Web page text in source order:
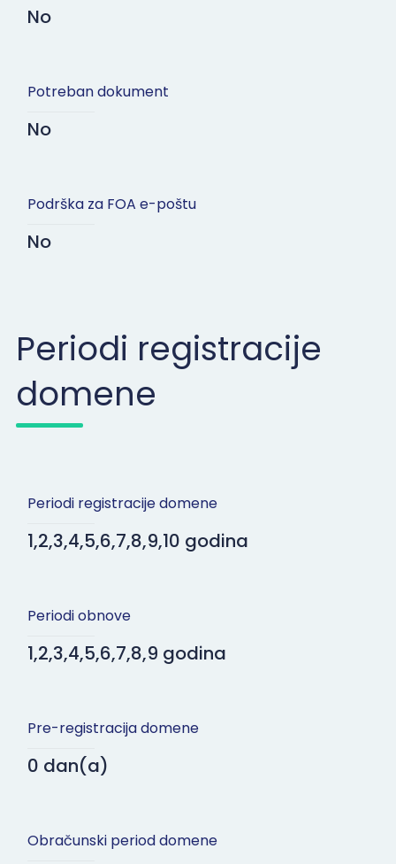
No
Potreban dokument
No
Podrška za FOA e-poštu
No
Periodi registracije
domene
Periodi registracije domene
1,2,3,4,5,6,7,8,9,10 godina
Periodi obnove
1,2,3,4,5,6,7,8,9 godina
Pre-registracija domene
0 dan(a)
Obračunski period domene